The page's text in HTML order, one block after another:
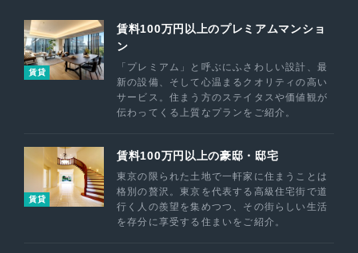
賃貸
賃料100万円以上のプレミアムマンショ
ン
「プレミアム」と呼ぶにふさわしい設計、最
新の設備、そして心温まるクオリティの高い
サービス。住まう方のステイタスや価値観が
伝わってくる上質なプランをご紹介。
賃貸
賃料100万円以上の豪邸・邸宅
東京の限られた土地で一軒家に住まうことは
格別の贅沢。東京を代表する高級住宅街で道
行く人の羨望を集めつつ、その街らしい生活
を存分に享受する住まいをご紹介。